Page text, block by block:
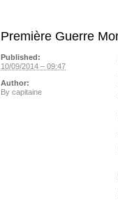
Première Guerre
Published:
10/09/2014 – 09:47
Author:
By capitaine